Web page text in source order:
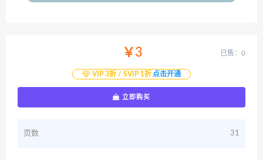
￥3
VIP 3折 / SVIP 1折 点击开通
已售：0
立即购买
页数 31